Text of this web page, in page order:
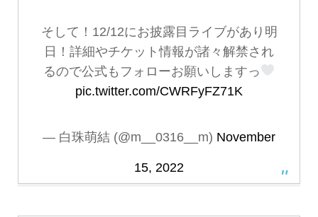
そして！12/12にお披露目ライブがあり明
日！詳細やチケット情報が諸々解禁され
るので公式もフォローお願いしますっ
pic.twitter.com/CWRFyFZ71K
— 白珠萌結 (@m__0316__m) November
15, 2022